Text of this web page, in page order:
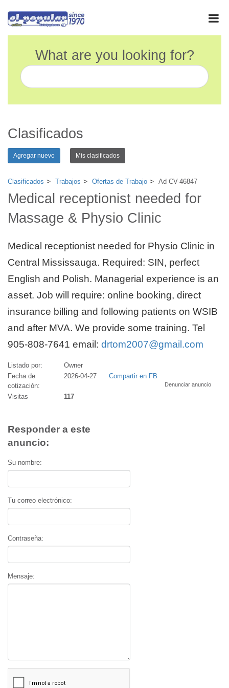
What are you looking for?
Clasificados
Agregar nuevo Mis clasificados
Clasificados Trabajos Ofertas de Trabajo Ad CV-46847
Medical receptionist needed for
Massage & Physio Clinic
Medical receptionist needed for Physio Clinic in
Central Mississauga. Required: SIN, perfect
English and Polish. Managerial experience is an
asset. Job will require: online booking, direct
insurance billing and following patients on WSIB
and after MVA. We provide some training. Tel
905-808-7641 email: drtom2007@gmail.com
Listado por:
Owner
Fecha de
cotización:
2026-04-27 Compartir en FB
Denunciar anuncio
Visitas 117
Responder a este
anuncio:
Su nombre:
Tu correo electrónico:
Contraseña:
Mensaje: